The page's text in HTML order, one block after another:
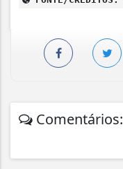
Comentários: